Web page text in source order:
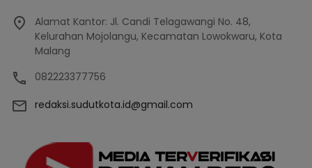
Alamat Kantor: Jl. Candi Telagawangi No. 48,
Kelurahan Mojolangu, Kecamatan Lowokwaru, Kota
Malang
082223377756
redaksi.sudutkota.id@gmail.com